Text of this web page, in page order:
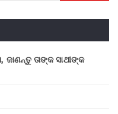
ତାଙ୍କ ସାଥୀଙ୍କ